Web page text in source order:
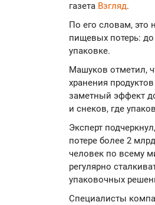
газета Взгляд.
По его словам, это
пищевых потерь: до
упаковке.
Машуков отметил,
хранения
заметный эффект
и снеков, где
Эксперт
потере более 2
человек по всему
регулярно
упаковочных
Специалисты